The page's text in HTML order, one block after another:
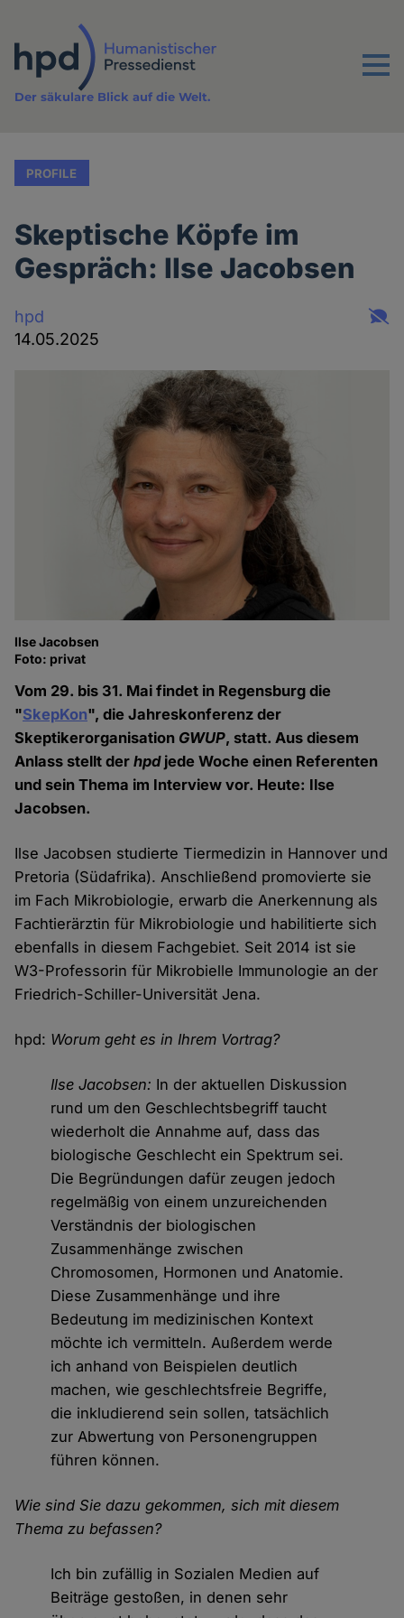
Inhalt
Menu
Der säkulare Blick auf die Welt.
PROFILE
Skeptische Köpfe im
Gespräch: Ilse Jacobsen
hpd
14.05.2025
Ilse Jacobsen
Foto: privat
Vom 29. bis 31. Mai findet in Regensburg die
"SkepKon", die Jahreskonferenz der
Skeptikerorganisation GWUP, statt. Aus diesem
Anlass stellt derhpdjede Woche einen Referenten
und sein Thema im Interview vor. Heute: Ilse
Jacobsen.
Ilse Jacobsen studierte Tiermedizin in Hannover und
Pretoria (Südafrika). Anschließend promovierte sie
im Fach Mikrobiologie, erwarb die Anerkennung als
Fachtierärztin für Mikrobiologie und habilitierte sich
ebenfalls in diesem Fachgebiet. Seit 2014 ist sie
W3-Professorin für Mikrobielle Immunologie an der
Friedrich-Schiller-Universität Jena.
hpd: Worum geht es in Ihrem Vortrag?
Ilse Jacobsen: In der aktuellen Diskussion
rund um den Geschlechtsbegriff taucht
wiederholt die Annahme auf, dass das
biologische Geschlecht ein Spektrum sei.
Die Begründungen dafür zeugen jedoch
regelmäßig von einem unzureichenden
Verständnis der biologischen
Zusammenhänge zwischen
Chromosomen, Hormonen und Anatomie.
Diese Zusammenhänge und ihre
Bedeutung im medizinischen Kontext
möchte ich vermitteln. Außerdem werde
ich anhand von Beispielen deutlich
machen, wie geschlechtsfreie Begriffe,
die inkludierend sein sollen, tatsächlich
zur Abwertung von Personengruppen
führen können.
Wie sind Sie dazu gekommen, sich mit diesem
Thema zu befassen?
Ich bin zufällig in Sozialen Medien auf
Beiträge gestoßen, in denen sehr